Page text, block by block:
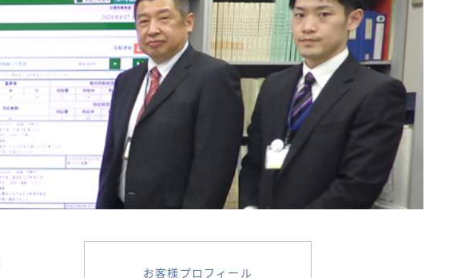
お客様プロフィール